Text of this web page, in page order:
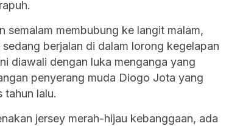
semalam membubung ke langit malam,
berjalan di dalam lorong kegelapan
diawali dengan luka menganga yang
penyerang muda Diogo Jota yang
lalu.
jersey merah-hijau kebanggaan, ada